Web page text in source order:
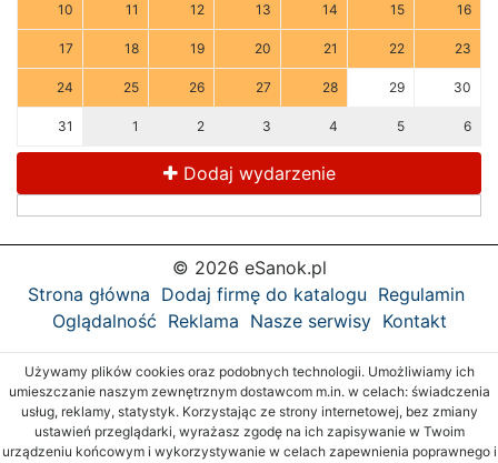
10 11 12 13 14 15 16
17 18 19 20 21 22 23
24 25 26 27 28 29 30
31 1 2 3 4 5 6
Dodaj wydarzenie
© 2026 eSanok.pl
Strona główna Dodaj firmę do katalogu Regulamin
Oglądalność Reklama Nasze serwisy Kontakt
Używamy plików cookies oraz podobnych technologii. Umożliwiamy ich
umieszczanie naszym zewnętrznym dostawcom m.in. w celach: świadczenia
usług, reklamy, statystyk. Korzystając ze strony internetowej, bez zmiany
ustawień przeglądarki, wyrażasz zgodę na ich zapisywanie w Twoim
urządzeniu końcowym i wykorzystywanie w celach zapewnienia poprawnego i